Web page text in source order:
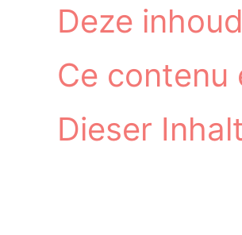
Deze
Ce contenu
Dieser